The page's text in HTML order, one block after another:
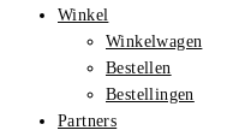
Winkel
Winkelwagen
Bestellen
Bestellingen
Partners